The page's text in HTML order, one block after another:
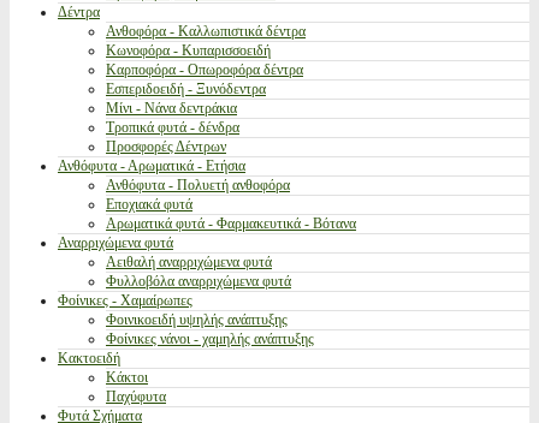
Δέντρα
Ανθοφόρα - Καλλωπιστικά δέντρα
Κωνοφόρα - Κυπαρισσοειδή
Καρποφόρα - Οπωροφόρα δέντρα
Εσπεριδοειδή - Ξυνόδεντρα
Μίνι - Νάνα δεντράκια
Τροπικά φυτά - δένδρα
Προσφορές Δέντρων
Ανθόφυτα - Αρωματικά - Ετήσια
Ανθόφυτα - Πολυετή ανθοφόρα
Εποχιακά φυτά
Αρωματικά φυτά - Φαρμακευτικά - Βότανα
Αναρριχώμενα φυτά
Αειθαλή αναρριχώμενα φυτά
Φυλλοβόλα αναρριχώμενα φυτά
Φοίνικες - Χαμαίρωπες
Φοινικοειδή υψηλής ανάπτυξης
Φοίνικες νάνοι - χαμηλής ανάπτυξης
Κακτοειδή
Κάκτοι
Παχύφυτα
Φυτά Σχήματα